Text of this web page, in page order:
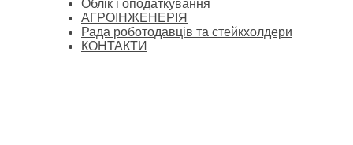
Облік і оподаткування
АГРОІНЖЕНЕРІЯ
Рада роботодавців та стейкхолдери
КОНТАКТИ